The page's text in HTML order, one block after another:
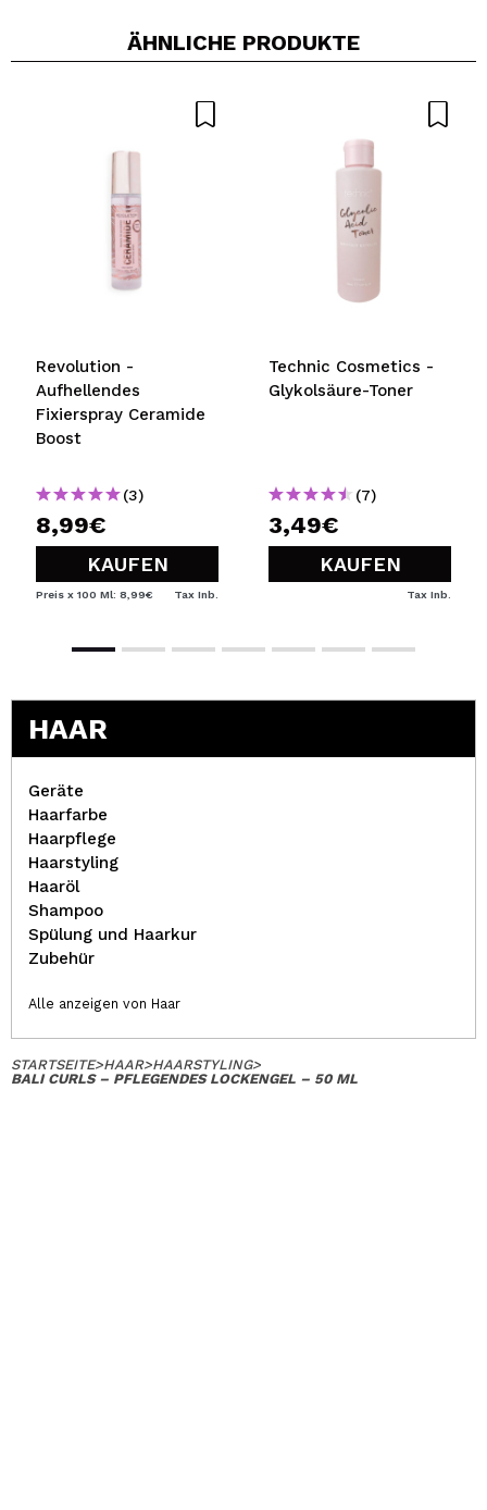
ÄHNLICHE PRODUKTE
Revolution -
Aufhellendes
Fixierspray Ceramide
Boost
(3)
8,99€
KAUFEN
Preis x 100 Ml: 8,99€ Tax Inb.
Technic Cosmetics -
Glykolsäure-Toner
(7)
3,49€
KAUFEN
Tax Inb.
HAAR
Geräte
Haarfarbe
Haarpflege
Haarstyling
Haaröl
Shampoo
Spülung und Haarkur
Zubehür
Alle anzeigen von Haar
STARTSEITE>HAAR>HAARSTYLING>
BALI CURLS – PFLEGENDES LOCKENGEL – 50 ML